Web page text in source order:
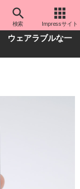
検索 Impressサイト
ウェアラブルな一